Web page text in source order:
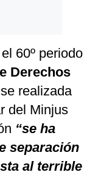
60º periodo
Derechos
realizada
del Minjus
“se ha
separación
al terrible